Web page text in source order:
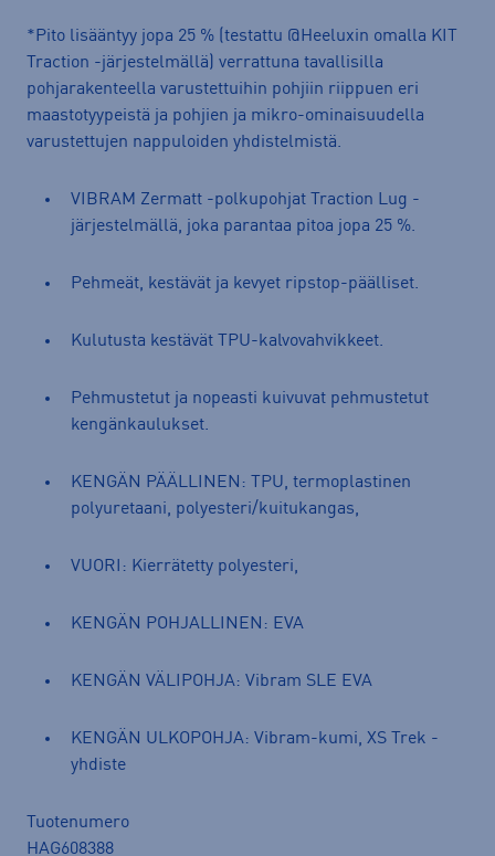
*Pito lisääntyy jopa 25 % (testattu @Heeluxin omalla KIT
Traction -järjestelmällä) verrattuna tavallisilla
pohjarakenteella varustettuihin pohjiin riippuen eri
maastotyypeistä ja pohjien ja mikro-ominaisuudella
varustettujen nappuloiden yhdistelmistä.
VIBRAM Zermatt -polkupohjat Traction Lug -
järjestelmällä, joka parantaa pitoa jopa 25 %.
Pehmeät, kestävät ja kevyet ripstop-päälliset.
Kulutusta kestävät TPU-kalvovahvikkeet.
Pehmustetut ja nopeasti kuivuvat pehmustetut
kengänkaulukset.
KENGÄN PÄÄLLINEN: TPU, termoplastinen
polyuretaani, polyesteri/kuitukangas,
VUORI: Kierrätetty polyesteri,
KENGÄN POHJALLINEN: EVA
KENGÄN VÄLIPOHJA: Vibram SLE EVA
KENGÄN ULKOPOHJA: Vibram-kumi, XS Trek -
yhdiste
Tuotenumero
HAG608388